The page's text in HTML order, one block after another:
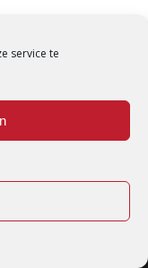
service te